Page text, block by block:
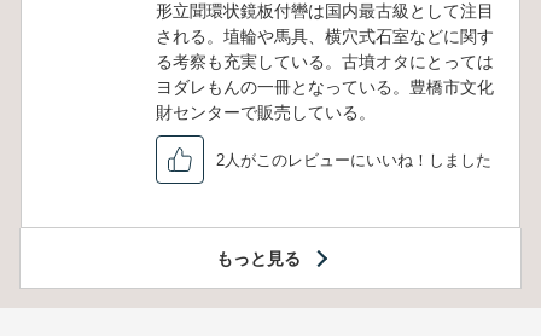
形立聞環状鏡板付轡は国内最古級として注目
される。埴輪や馬具、横穴式石室などに関す
る考察も充実している。古墳オタにとっては
ヨダレもんの一冊となっている。豊橋市文化
財センターで販売している。
2人がこのレビューにいいね！しました
もっと見る